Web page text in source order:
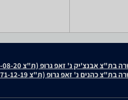
בת"צ אבנצ'יק נ' זאפ גרופ (ת"צ 23008-08-20)
בת"צ כהנים נ' זאפ גרופ (ת"צ 60371-12-19)